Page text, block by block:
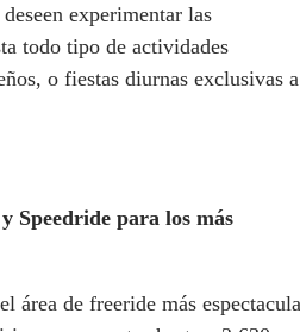
experimentar las
todo tipo de actividades
o fiestas diurnas exclusivas a
Speedride para los más
área de freeride más